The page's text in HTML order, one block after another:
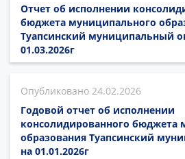
Отчет об исполнении
бюджета муниципального
Туапсинский муниципальный
01.03.2026г
24.02.2026
Годовой отчет об исполнении
консолидированного бюджета
образования Туапсинский
на 01.01.2026г